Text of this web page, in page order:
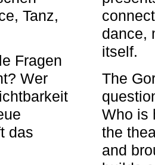
Tanz,
Fragen
Wer
das
dance,
itself.
The
Who is
the
and